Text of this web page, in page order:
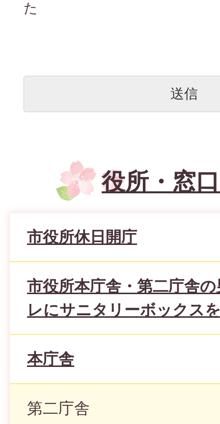
た
役所・窓
市役所休日開庁
市役所本庁舎・第二庁舎
レにサニタリーボックス
本庁舎
第二庁舎